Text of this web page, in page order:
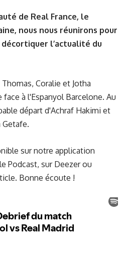
de Real France, le
nous nous réunirons pour
l’actualité du
Thomas, Coralie et Jotha
à l'Espanyol Barcelone. Au
départ d'Achraf Hakimi et
Getafe.
sur notre application
Podcast, sur Deezerou
Bonne écoute !